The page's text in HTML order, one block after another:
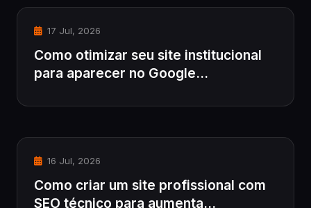
17 Jul, 2026
Como otimizar seu site institucional
para aparecer no Google...
16 Jul, 2026
Como criar um site profissional com
SEO técnico para aumenta...